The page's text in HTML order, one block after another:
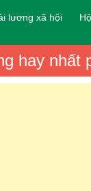
lương xã hội
hay nhất